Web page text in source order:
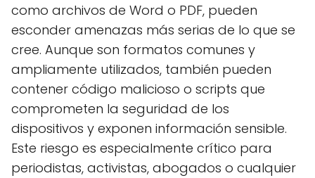
como archivos de Word o PDF, pueden
esconder amenazas más serias de lo que se
cree. Aunque son formatos comunes y
ampliamente utilizados, también pueden
contener código malicioso o scripts que
comprometen la seguridad de los
dispositivos y exponen información sensible.
Este riesgo es especialmente crítico para
periodistas, activistas, abogados o cualquier